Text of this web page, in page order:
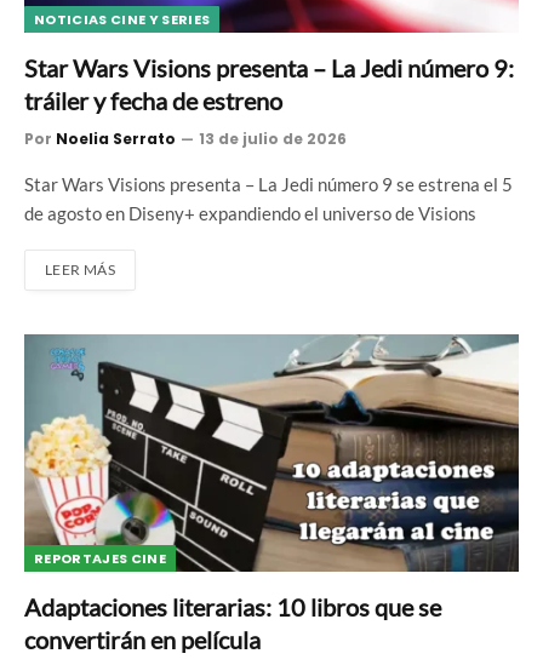
NOTICIAS CINE Y SERIES
Star Wars Visions presenta – La Jedi número 9:
tráiler y fecha de estreno
Por Noelia Serrato 13 de julio de 2026
Star Wars Visions presenta – La Jedi número 9 se estrena el 5
de agosto en Diseny+ expandiendo el universo de Visions
LEER MÁS
REPORTAJES CINE
Adaptaciones literarias: 10 libros que se
convertirán en película